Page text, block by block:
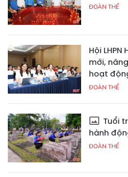
ĐOÀN THỂ
Hội
mới,
hoạt
ĐOÀN THỂ
Tuổi
hành
ĐOÀN THỂ